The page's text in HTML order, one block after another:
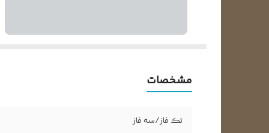
مشخصات
تک فاز/سه فاز